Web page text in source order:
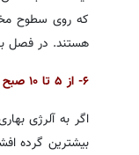
که روی سطوح
هستند. در فصل
۶- از ۵ تا ۱۰ صبح زمان کمتری را در بیرون بگذرانید
اگر به آلرژی
بیشترین گرده